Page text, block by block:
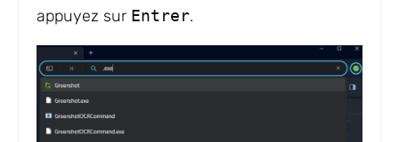
appuyez sur Entrer.